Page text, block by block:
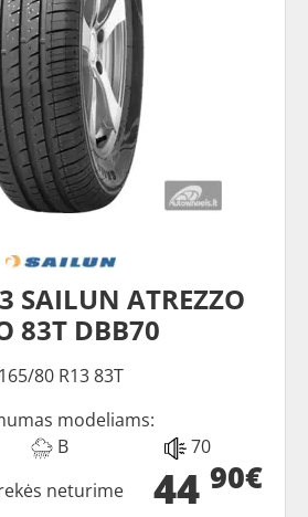
SAILUN ATREZZO
83T DBB70
165/80 R13 83T
modeliams:
B 70
44 90€
neturime